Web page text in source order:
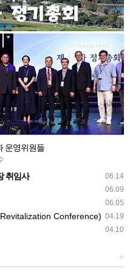
운영위원들
06.14
취임사
06.09
06.05
04.19
Conference)
04.10
+